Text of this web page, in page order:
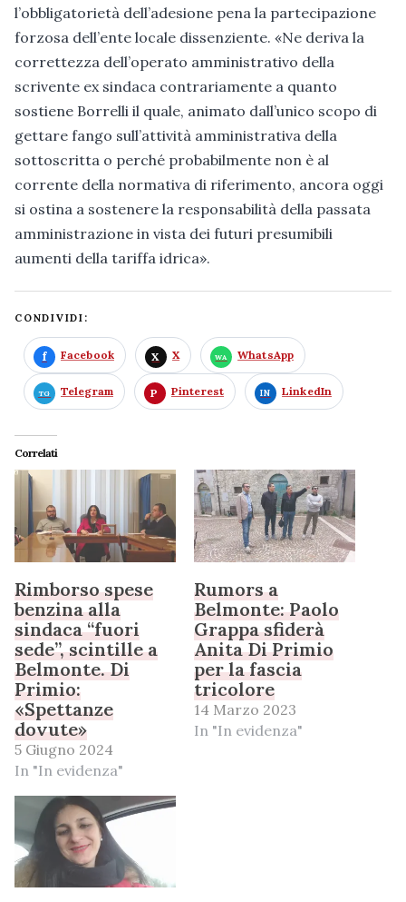
l’obbligatorietà dell’adesione pena la partecipazione
forzosa dell’ente locale dissenziente. «Ne deriva la
correttezza dell’operato amministrativo della
scrivente ex sindaca contrariamente a quanto
sostiene Borrelli il quale, animato dall’unico scopo di
gettare fango sull’attività amministrativa della
sottoscritta o perché probabilmente non è al
corrente della normativa di riferimento, ancora oggi
si ostina a sostenere la responsabilità della passata
amministrazione in vista dei futuri presumibili
aumenti della tariffa idrica».
CONDIVIDI:
Facebook X WhatsApp
Telegram Pinterest LinkedIn
Correlati
Rimborso spese
benzina alla
sindaca “fuori
sede”, scintille a
Belmonte. Di
Primio:
«Spettanze
dovute»
5 Giugno 2024
In "In evidenza"
Rumors a
Belmonte: Paolo
Grappa sfiderà
Anita Di Primio
per la fascia
tricolore
14 Marzo 2023
In "In evidenza"